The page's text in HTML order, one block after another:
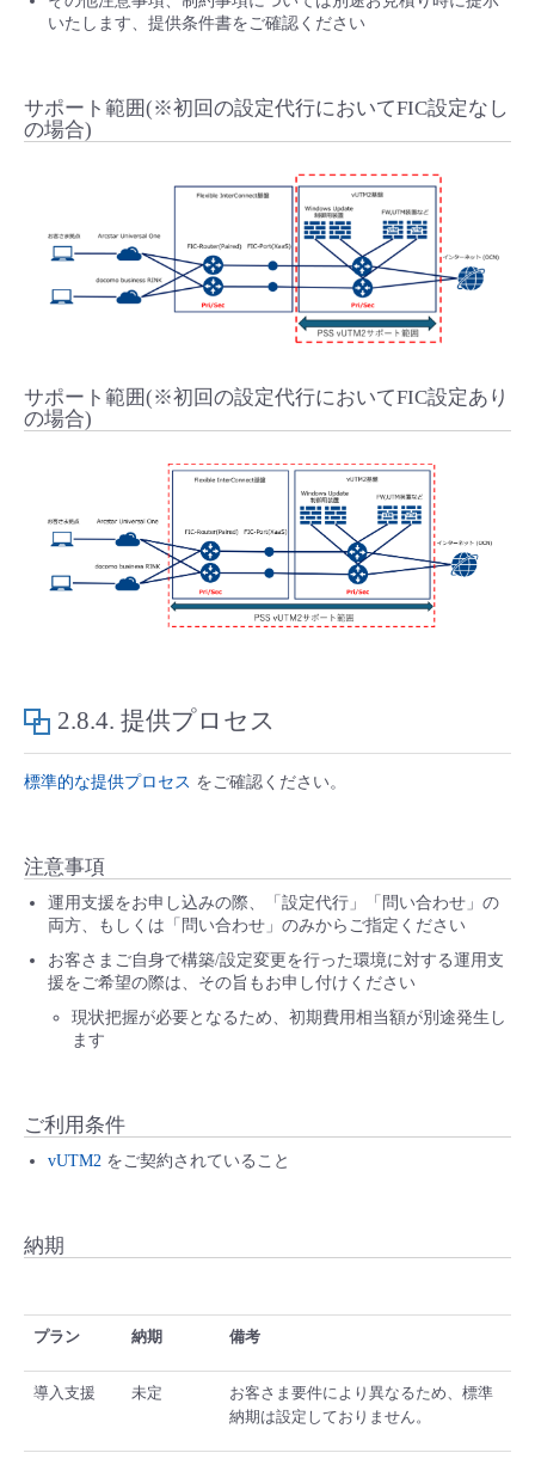
いたします、提供条件書をご確認ください
サポート範囲(※初回の設定代行においてFIC設定なし
の場合)
サポート範囲(※初回の設定代行においてFIC設定あり
の場合)
2.8.4. 提供プロセス
標準的な提供プロセス をご確認ください。
注意事項
運用支援をお申し込みの際、「設定代行」「問い合わせ」の
両方、もしくは「問い合わせ」のみからご指定ください
お客さまご自身で構築/設定変更を行った環境に対する運用支
援をご希望の際は、その旨もお申し付けください
現状把握が必要となるため、初期費用相当額が別途発生し
ます
ご利用条件
vUTM2 をご契約されていること
納期
プラン 納期 備考
導入支援 未定
お客さま要件により異なるため、標準
納期は設定しておりません。